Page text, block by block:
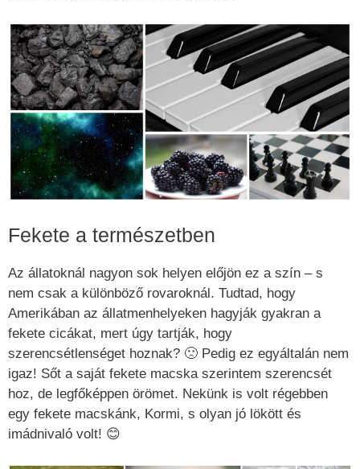
Fekete a természetben
Az állatoknál nagyon sok helyen előjön ez a szín – s
nem csak a különböző rovaroknál. Tudtad, hogy
Amerikában az állatmenhelyeken hagyják gyakran a
fekete cicákat, mert úgy tartják, hogy
szerencsétlenséget hoznak? 🙁 Pedig ez egyáltalán nem
igaz! Sőt a saját fekete macska szerintem szerencsét
hoz, de legfőképpen örömet. Nekünk is volt régebben
egy fekete macskánk, Kormi, s olyan jó lökött és
imádnivaló volt! 😊